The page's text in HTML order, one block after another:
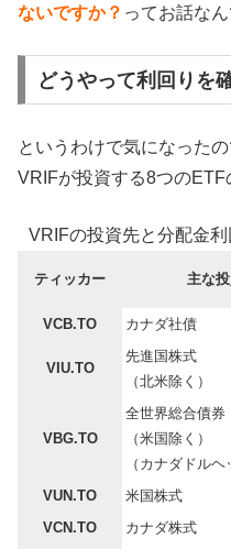
ないですか？ ってお話なん
どうやって利回りを
というわけで気になった
VRIFが投資する8つのETF
VRIFの投資先と分配金利
ティッカー 主な
VCB.TO
カナダ社債
VIU.TO
先進国株式
（北米除く）
VBG.TO
全世界総合債券
（米国除く）
（カナダドルヘ
VUN.TO 米国株式
VCN.TO
カナダ株式